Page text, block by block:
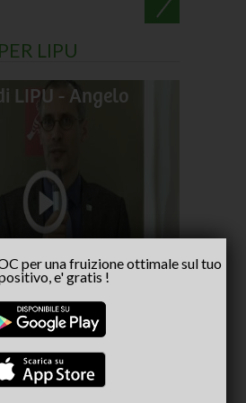
LIPU
LIPU - Angelo
Capria
per una fruizione ottimale sul tuo
e' gratis !